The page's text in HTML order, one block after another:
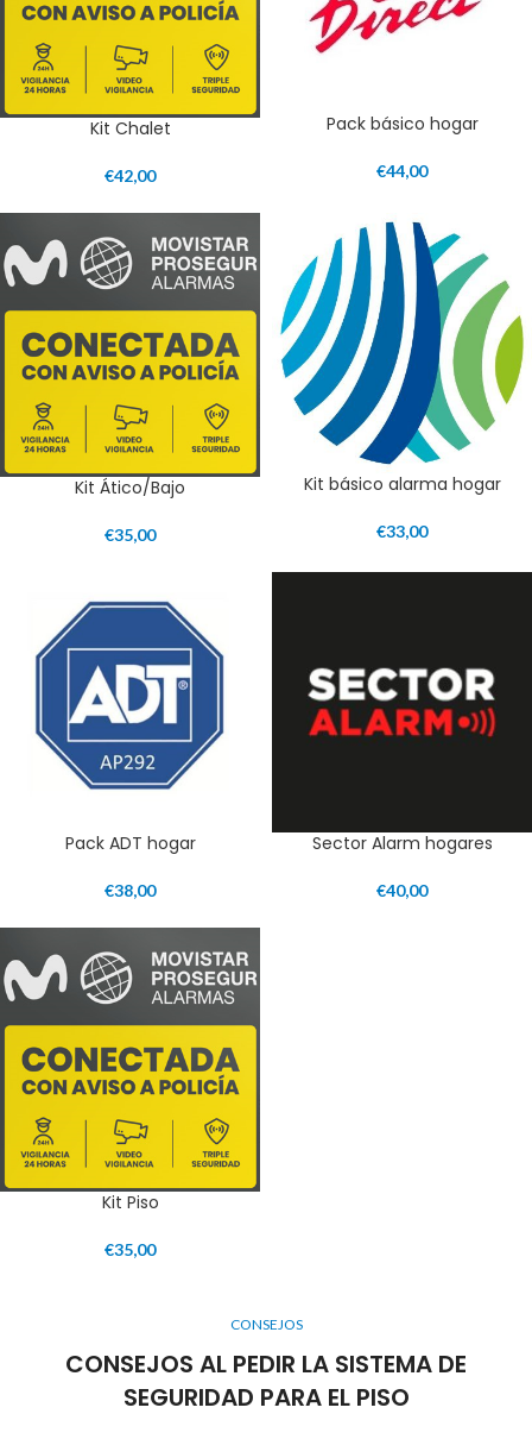
Kit Chalet
€42,00
Pack básico hogar
€44,00
Kit Ático/Bajo
€35,00
Kit básico alarma hogar
€33,00
Pack ADT hogar
€38,00
Sector Alarm hogares
€40,00
Kit Piso
€35,00
CONSEJOS
CONSEJOS AL PEDIR LA SISTEMA DE
SEGURIDAD PARA EL PISO